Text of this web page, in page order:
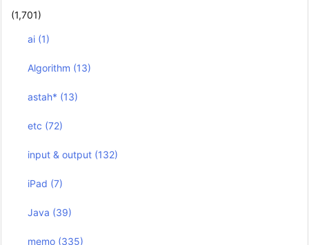
(1,701)
ai (1)
Algorithm (13)
astah* (13)
etc (72)
input & output (132)
iPad (7)
Java (39)
memo (335)